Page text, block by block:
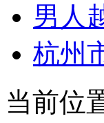
男人
杭州
当前位